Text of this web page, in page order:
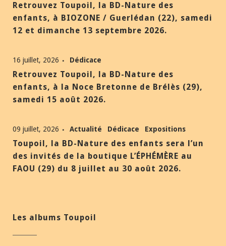
Retrouvez Toupoil, la BD-Nature des
enfants, à BIOZONE / Guerlédan (22), samedi
12 et dimanche 13 septembre 2026.
16 juillet, 2026 Dédicace
Retrouvez Toupoil, la BD-Nature des
enfants, à la Noce Bretonne de Brélès (29),
samedi 15 août 2026.
09 juillet, 2026 Actualité Dédicace Expositions
Toupoil, la BD-Nature des enfants sera l’un
des invités de la boutique L’ÉPHÉMÈRE au
FAOU (29) du 8 juillet au 30 août 2026.
Les albums Toupoil